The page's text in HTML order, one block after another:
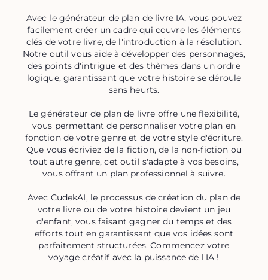
Avec le générateur de plan de livre IA, vous pouvez
facilement créer un cadre qui couvre les éléments
clés de votre livre, de l'introduction à la résolution.
Notre outil vous aide à développer des personnages,
des points d'intrigue et des thèmes dans un ordre
logique, garantissant que votre histoire se déroule
sans heurts.
Le générateur de plan de livre offre une flexibilité,
vous permettant de personnaliser votre plan en
fonction de votre genre et de votre style d'écriture.
Que vous écriviez de la fiction, de la non-fiction ou
tout autre genre, cet outil s'adapte à vos besoins,
vous offrant un plan professionnel à suivre.
Avec CudekAI, le processus de création du plan de
votre livre ou de votre histoire devient un jeu
d'enfant, vous faisant gagner du temps et des
efforts tout en garantissant que vos idées sont
parfaitement structurées. Commencez votre
voyage créatif avec la puissance de l'IA !